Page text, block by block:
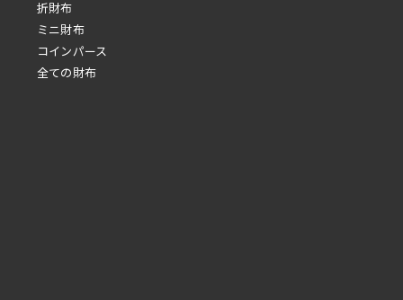
折財布
ミニ財布
コインパース
全ての財布